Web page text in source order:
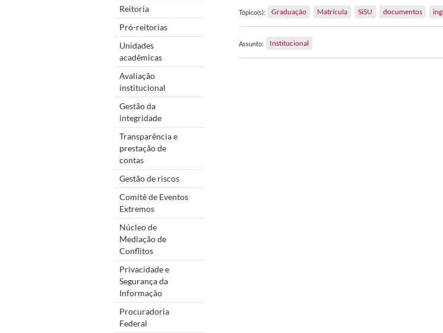
Reitoria
Pró-reitorias
Unidades
acadêmicas
Avaliação
institucional
Gestão da
integridade
Transparência e
prestação de
contas
Gestão de riscos
Comitê de Eventos
Extremos
Núcleo de
Mediação de
Conflitos
Privacidade e
Segurança da
Informação
Procuradoria
Federal
Tópico(s): Graduação Matrícula SiSU documentos
Assunto: Institucional